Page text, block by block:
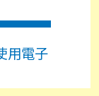
用電子